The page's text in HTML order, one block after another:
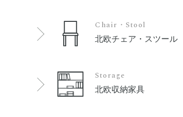
Chair・Stool
北欧チェア・スツール
Storage
北欧収納家具